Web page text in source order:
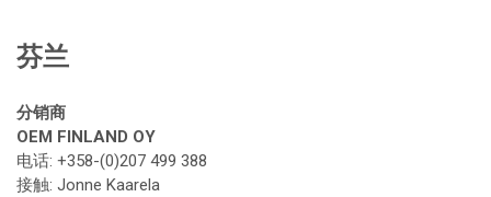
芬兰
分销商
OEM FINLAND OY
电话: +358-(0)207 499 388
接触: Jonne Kaarela